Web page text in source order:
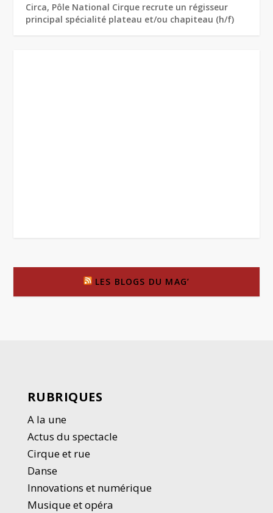
Circa, Pôle National Cirque recrute un régisseur
principal spécialité plateau et/ou chapiteau (h/f)
LES BLOGS DU MAG’
RUBRIQUES
A la une
Actus du spectacle
Cirque et rue
Danse
Innovations et numérique
Musique et opéra